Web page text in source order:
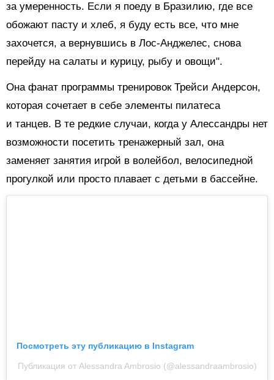
за умеренность. Если я поеду в Бразилию, где все
обожают пасту и хлеб, я буду есть все, что мне
захочется, а вернувшись в Лос-Анджелес, снова
перейду на салаты и курицу, рыбу и овощи".
Она фанат программы тренировок Трейси Андерсон,
которая сочетает в себе элементы пилатеса
и танцев. В те редкие случаи, когда у Алессандры нет
возможности посетить тренажерный зал, она
заменяет занятия игрой в волейбол, велосипедной
прогулкой или просто плавает с детьми в бассейне.
Посмотреть эту публикацию в Instagram
Публикация от Alessandra Ambrosio (@alessandraambrosio)